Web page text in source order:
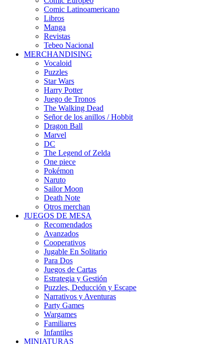
Comic Latinoamericano
Libros
Manga
Revistas
Tebeo Nacional
MERCHANDISING
Vocaloid
Puzzles
Star Wars
Harry Potter
Juego de Tronos
The Walking Dead
Señor de los anillos / Hobbit
Dragon Ball
Marvel
DC
The Legend of Zelda
One piece
Pokémon
Naruto
Sailor Moon
Death Note
Otros merchan
JUEGOS DE MESA
Recomendados
Avanzados
Cooperativos
Jugable En Solitario
Para Dos
Juegos de Cartas
Estrategia y Gestión
Puzzles, Deducción y Escape
Narrativos y Aventuras
Party Games
Wargames
Familiares
Infantiles
MINIATURAS